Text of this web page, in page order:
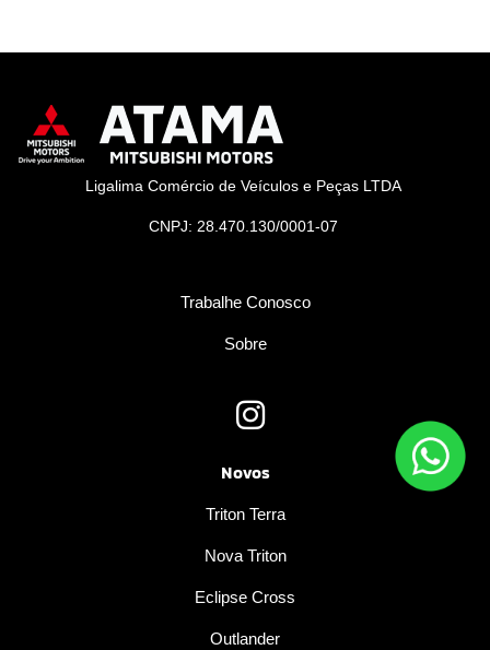
Ligalima Comércio de Veículos e Peças LTDA
CNPJ: 28.470.130/0001-07
Trabalhe Conosco
Sobre
Novos
Triton Terra
Nova Triton
Eclipse Cross
Outlander